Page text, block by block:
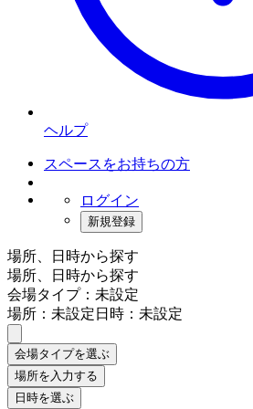
ヘルプ
スペースをお持ちの方
ログイン
新規登録
場所、日時から探す
場所、日時から探す
会場タイプ：未設定
場所：未設定日時：未設定
会場タイプを選ぶ
場所を入力する
日時を選ぶ